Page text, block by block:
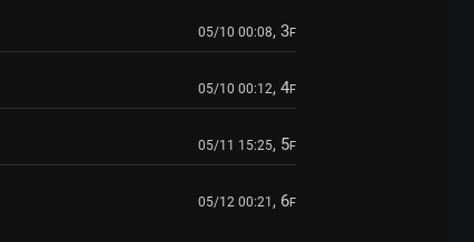
05/10 00:08, 3F
05/10 00:12, 4F
05/11 15:25, 5F
05/12 00:21 , 6F